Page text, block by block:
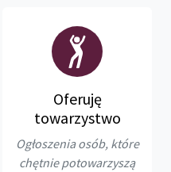
Oferuję
towarzystwo
Ogłoszenia osób, które
chętnie potowarzyszą